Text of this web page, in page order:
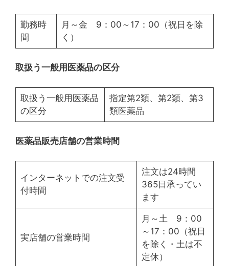
勤務時
間
月～金 9：00～17：00（祝日を除
く）
取扱う一般用医薬品の区分
取扱う一般用医薬品
の区分
指定第2類、第2類、第3
類医薬品
医薬品販売店舗の営業時間
インターネットでの注文受
付時間
注文は24時間
365日承ってい
ます
実店舗の営業時間
月～土 9：00
～17：00（祝日
を除く・土は不
定休）